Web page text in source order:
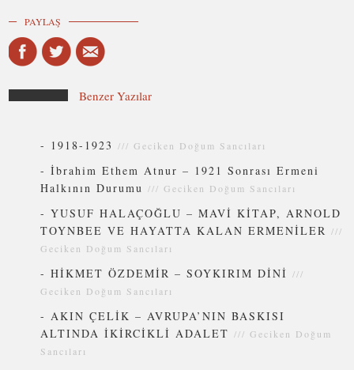
PAYLAŞ
Benzer Yazılar
- 1918-1923 ///Geciken Doğum Sancıları
-İbrahim Ethem Atnur – 1921 Sonrası Ermeni
Halkının Durumu ///Geciken Doğum Sancıları
-YUSUF HALAÇOĞLU – MAVİ KİTAP, ARNOLD
TOYNBEE VE HAYATTA KALAN ERMENİLER ///
Geciken Doğum Sancıları
-HİKMET ÖZDEMİR – SOYKIRIM DİNİ ///
Geciken Doğum Sancıları
- AKIN ÇELİK – AVRUPA’NIN BASKISI
ALTINDA İKİRCİKLİ ADALET ///Geciken Doğum
Sancıları